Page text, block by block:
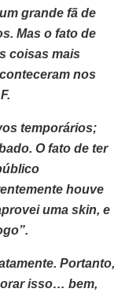
grande fã de
Mas o fato de
coisas mais
nos
temporários;
O fato de ter
houve
uma skin, e
Portanto,
isso… bem,